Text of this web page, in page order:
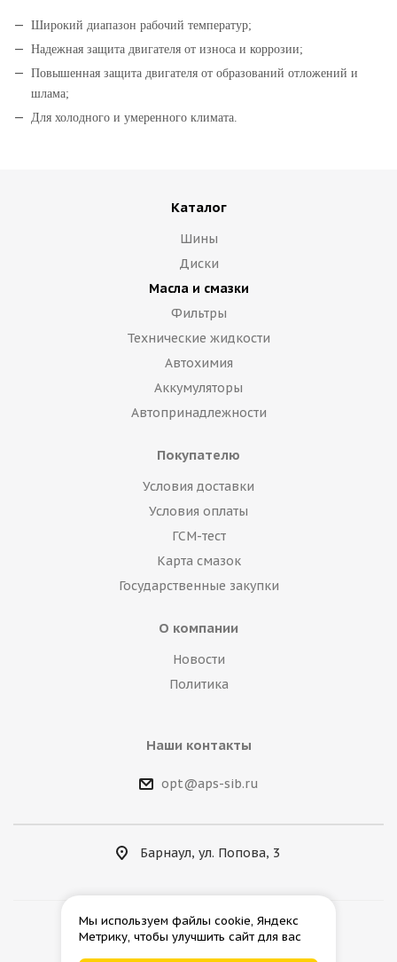
Широкий диапазон рабочий температур;
Надежная защита двигателя от износа и коррозии;
Повышенная защита двигателя от образований отложений и
шлама;
Для холодного и умеренного климата.
Каталог
Шины
Диски
Масла и смазки
Фильтры
Технические жидкости
Автохимия
Аккумуляторы
Автопринадлежности
Покупателю
Условия доставки
Условия оплаты
ГСМ-тест
Карта смазок
Государственные закупки
О компании
Новости
Политика
Наши контакты
opt@aps-sib.ru
Барнаул, ул. Попова, 3
2026 © АгроПромСнаб
Мы используем файлы cookie, Яндекс
Метрику, чтобы улучшить сайт для вас